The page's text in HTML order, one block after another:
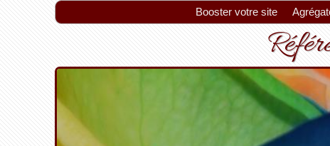
Booster votre site